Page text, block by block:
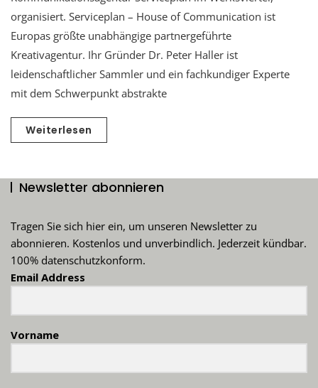
organisiert. Serviceplan – House of Communication ist
Europas größte unabhängige partnergeführte
Kreativagentur. Ihr Gründer Dr. Peter Haller ist
leidenschaftlicher Sammler und ein fachkundiger Experte
mit dem Schwerpunkt abstrakte
Weiterlesen
Newsletter abonnieren
Tragen Sie sich hier ein, um unseren Newsletter zu
abonnieren. Kostenlos und unverbindlich. Jederzeit kündbar.
100% datenschutzkonform.
Email Address
Vorname